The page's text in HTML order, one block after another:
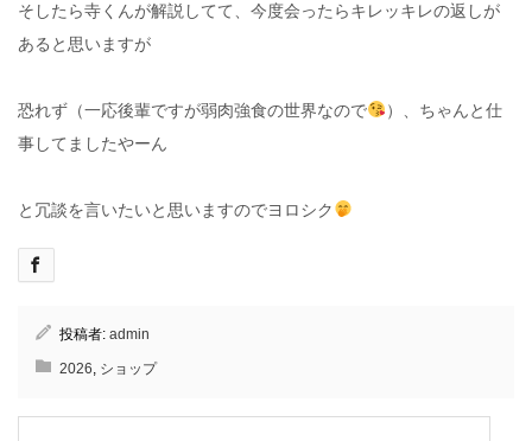
そしたら寺くんが解説してて、今度会ったらキレッキレの返しが
あると思いますが
恐れず（一応後輩ですが弱肉強食の世界なので
）、ちゃんと仕
事してましたやーん
と冗談を言いたいと思いますのでヨロシク
投稿者: admin
2026, ショップ